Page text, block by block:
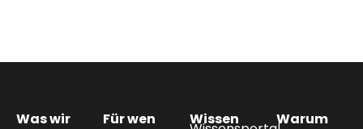
Was wir
Für wen
Wissen
Warum